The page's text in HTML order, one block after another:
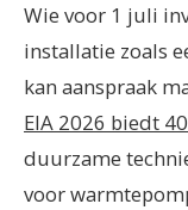
Wie voor 1 juli
installatie zoals
kan aanspraak
EIA 2026 biedt
duurzame
voor